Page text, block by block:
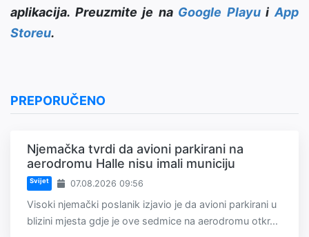
aplikacija. Preuzmite je na Google PlayuiApp
Storeu.
PREPORUČENO
Njemačka tvrdi da avioni parkirani na
aerodromu Halle nisu imali municiju
Svijet 07.08.2026 09:56
Visoki njemački poslanik izjavio je da avioni parkirani u
blizini mjesta gdje je ove sedmice na aerodromu otkr...